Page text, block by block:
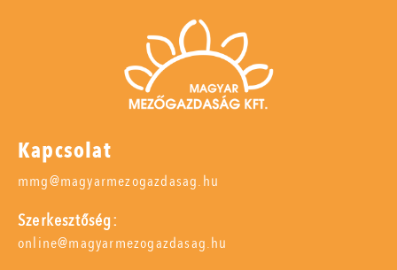
Kapcsolat
mmg@magyarmezogazdasag.hu
Szerkesztőség:
online@magyarmezogazdasag.hu